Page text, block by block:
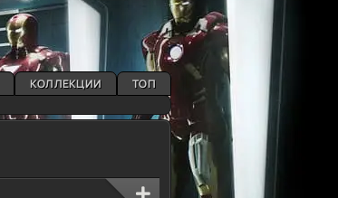
КОЛЛЕКЦИИ ТОП